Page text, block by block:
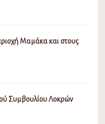
Μαμάκα και στους
Συμβουλίου Λοκρών